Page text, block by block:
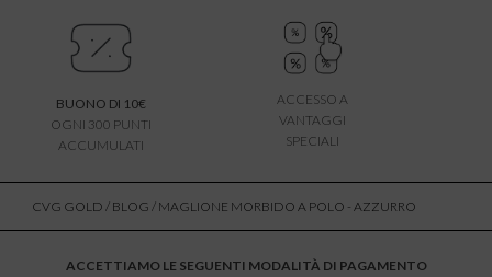
BUONO DI 10€
OGNI 300 PUNTI
ACCUMULATI
ACCESSO A
VANTAGGI
SPECIALI
CVG GOLD / BLOG / MAGLIONE MORBIDO A POLO - AZZURRO
ACCETTIAMO LE SEGUENTI MODALITÀ DI PAGAMENTO